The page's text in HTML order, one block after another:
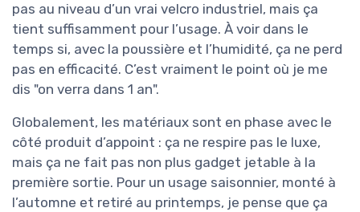
pas au niveau d’un vrai velcro industriel, mais ça
tient suffisamment pour l’usage. À voir dans le
temps si, avec la poussière et l’humidité, ça ne perd
pas en efficacité. C’est vraiment le point où je me
dis "on verra dans 1 an".
Globalement, les matériaux sont en phase avec le
côté produit d’appoint : ça ne respire pas le luxe,
mais ça ne fait pas non plus gadget jetable à la
première sortie. Pour un usage saisonnier, monté à
l’automne et retiré au printemps, je pense que ça